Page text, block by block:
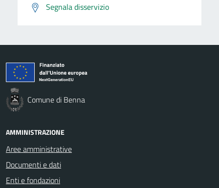
Segnala disservizio
Comune di Benna
AMMINISTRAZIONE
Aree amministrative
Documenti e dati
Enti e fondazioni